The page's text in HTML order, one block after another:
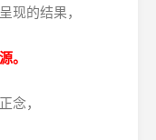
现的结果，
。
念，